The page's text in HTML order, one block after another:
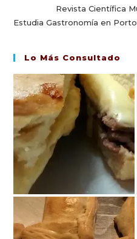
Revista Científica
Estudia Gastronomía en
Lo Más Consultado